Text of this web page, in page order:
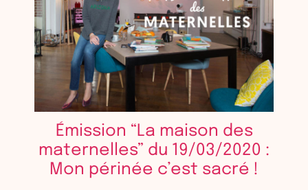
Émission “La maison des
maternelles” du 19/03/2020 :
Mon périnée c’est sacré !